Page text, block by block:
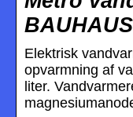
BAUHAUS
Elektrisk
opvarmning af
liter.